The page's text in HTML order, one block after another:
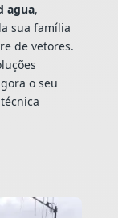
agua,
sua família
de vetores.
o seu